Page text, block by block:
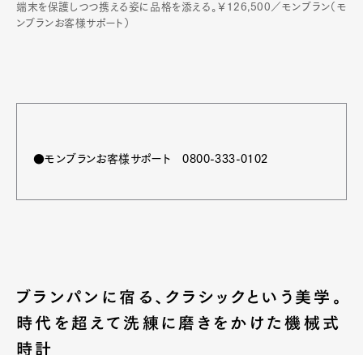
端末を保護しつつ携える姿に品格を添える。￥126,500／モンブラン（モ
ンブランお客様サポート）
●モンブランお客様サポート 0800-333-0102
ブランパンに宿る、クラシックという美学。
時代を超えて洗練に磨きをかけた機械式
時計